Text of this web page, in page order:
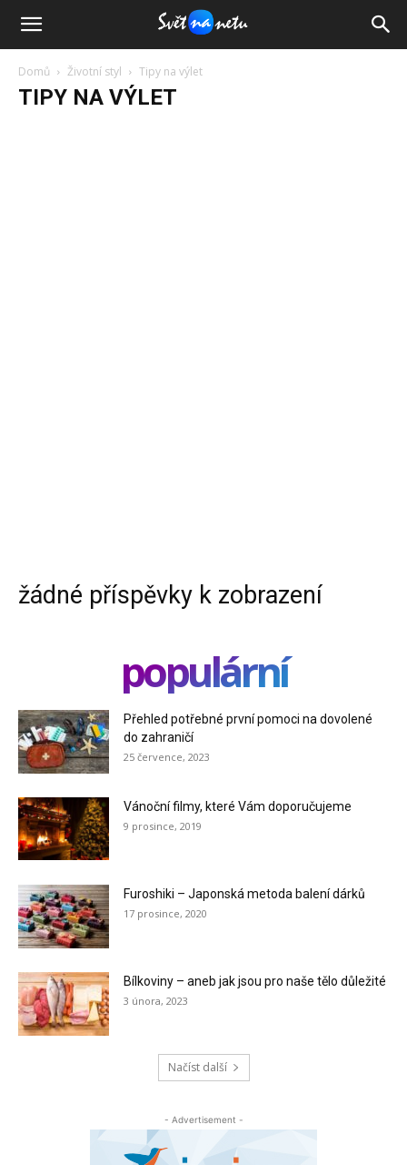
Domů Životní styl Tipy na výlet
TIPY NA VÝLET
žádné příspěvky k zobrazení
populární
Přehled potřebné první pomoci na dovolené
do zahraničí
25 července, 2023
Vánoční filmy, které Vám doporučujeme
9 prosince, 2019
Furoshiki – Japonská metoda balení dárků
17 prosince, 2020
Bílkoviny – aneb jak jsou pro naše tělo důležité
3 února, 2023
Načíst další
- Advertisement -